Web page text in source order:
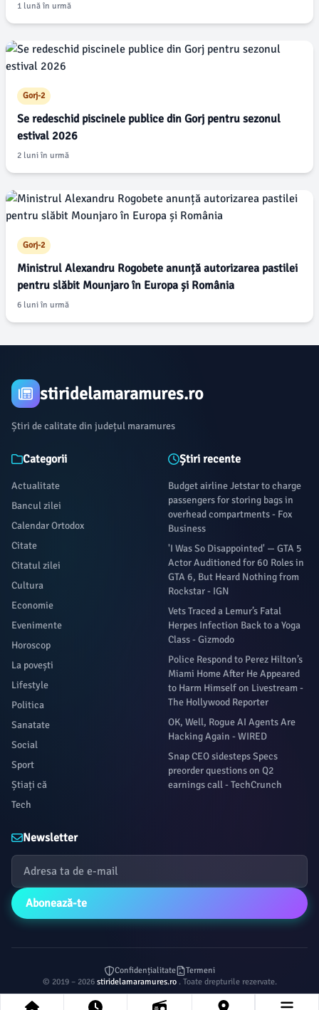
1 lună în urmă
Gorj-2
Se redeschid piscinele publice din Gorj pentru sezonul
estival 2026
2 luni în urmă
Gorj-2
Ministrul Alexandru Rogobete anunță autorizarea pastilei
pentru slăbit Mounjaro în Europa și România
6 luni în urmă
stiridelamaramures.ro
Știri de calitate din județul maramures
Categorii
Actualitate
Bancul zilei
Calendar Ortodox
Citate
Citatul zilei
Cultura
Economie
Evenimente
Horoscop
La povești
Lifestyle
Politica
Sanatate
Social
Sport
Știați că
Tech
Știri recente
Budget airline Jetstar to charge
passengers for storing bags in
overhead compartments - Fox
Business
'I Was So Disappointed' — GTA 5
Actor Auditioned for 60 Roles in
GTA 6, But Heard Nothing from
Rockstar - IGN
Vets Traced a Lemur’s Fatal
Herpes Infection Back to a Yoga
Class - Gizmodo
Police Respond to Perez Hilton’s
Miami Home After He Appeared
to Harm Himself on Livestream -
The Hollywood Reporter
OK, Well, Rogue AI Agents Are
Hacking Again - WIRED
Snap CEO sidesteps Specs
preorder questions on Q2
earnings call - TechCrunch
Newsletter
Abonează-te
Confidențialitate
Termeni
© 2019 – 2026 stiridelamaramures.ro . Toate drepturile rezervate.